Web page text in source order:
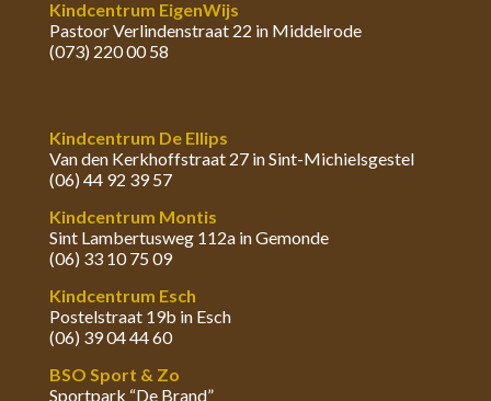
Kindcentrum EigenWijs
Pastoor Verlindenstraat 22 in Middelrode
(073) 220 00 58
Kindcentrum De Ellips
Van den Kerkhoffstraat 27 in Sint-Michielsgestel
(06) 44 92 39 57
Kindcentrum Montis
Sint Lambertusweg 112a in Gemonde
(06) 33 10 75 09
Kindcentrum Esch
Postelstraat 19b in Esch
(06) 39 04 44 60
BSO Sport & Zo
Sportpark “De Brand”